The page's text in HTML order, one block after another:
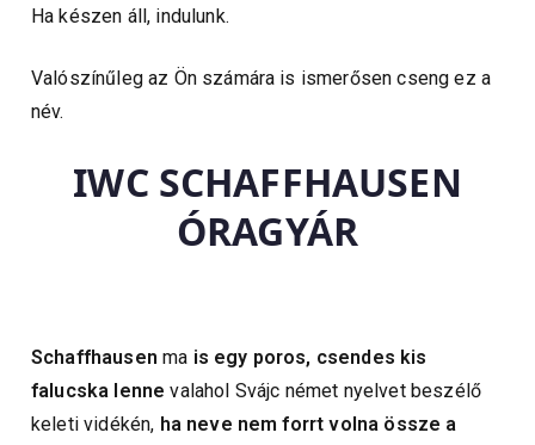
Ha készen áll, indulunk.
Valószínűleg az Ön számára is ismerősen cseng ez a
név.
IWC SCHAFFHAUSEN
ÓRAGYÁR
Schaffhausen ma is egy poros, csendes kis
falucska lennevalahol Svájc német nyelvet beszélő
keleti vidékén, ha neve nem forrt volna össze a